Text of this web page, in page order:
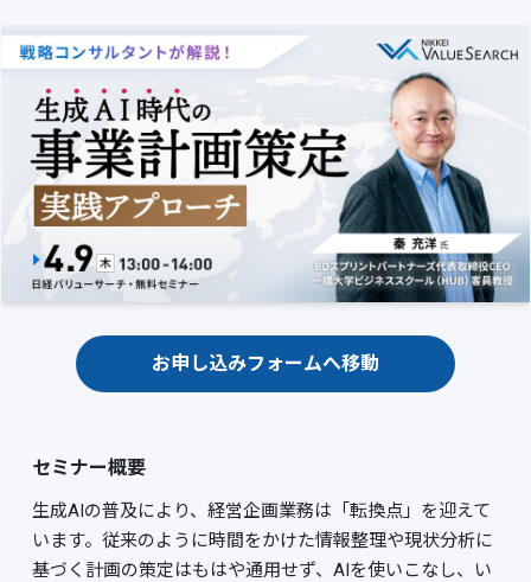
お申し込みフォームへ移動
セミナー概要
生成AIの普及により、経営企画業務は「転換点」を迎えて
います。従来のように時間をかけた情報整理や現状分析に
基づく計画の策定はもはや通用せず、AIを使いこなし、い